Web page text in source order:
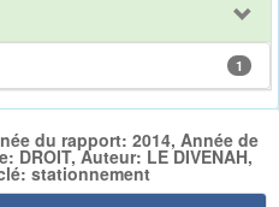
1
du rapport: 2014, Année de
DROIT, Auteur: LE DIVENAH,
stationnement